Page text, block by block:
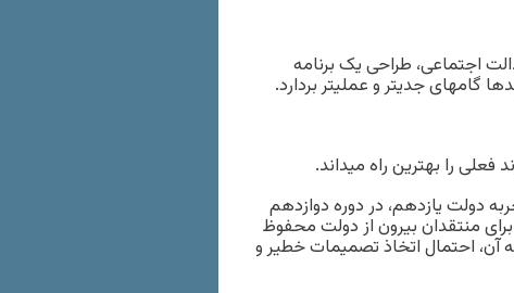
اجتماعی، طراحی یک برنامه
گام‏های جدی‏تر و عملی‏تر بردارد.
دولت یازدهم، در دوره دوازدهم
منتقدان بیرون از دولت محفوظ
آن، احتمال اتخاذ تصمیمات خطیر و